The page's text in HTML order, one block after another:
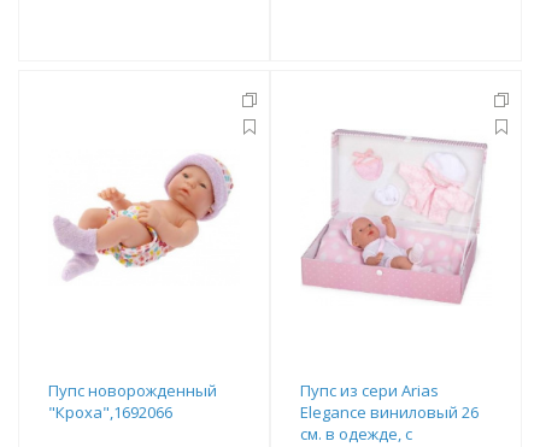
Пупс новорожденный
"Кроха",1692066
Пупс из сери Arias
Elegance виниловый 26
см. в одежде, с